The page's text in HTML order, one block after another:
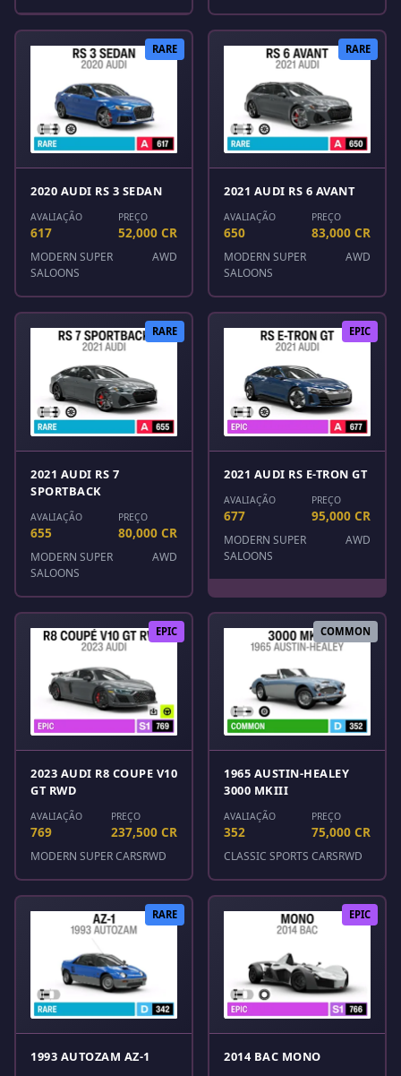
RARE
2020 AUDI RS 3 SEDAN
AVALIAÇÃO
617
PREÇO
52,000 CR
MODERN SUPER
SALOONS
AWD
RARE
2021 AUDI RS 6 AVANT
AVALIAÇÃO
650
PREÇO
83,000 CR
MODERN SUPER
SALOONS
AWD
RARE
2021 AUDI RS 7
SPORTBACK
AVALIAÇÃO
655
PREÇO
80,000 CR
MODERN SUPER
SALOONS
AWD
EPIC
2021 AUDI RS E-TRON GT
AVALIAÇÃO
677
PREÇO
95,000 CR
MODERN SUPER
SALOONS
AWD
EPIC
2023 AUDI R8 COUPE V10
GT RWD
AVALIAÇÃO
769
PREÇO
237,500 CR
MODERN SUPER CARSRWD
COMMON
1965 AUSTIN-HEALEY
3000 MKIII
AVALIAÇÃO
352
PREÇO
75,000 CR
CLASSIC SPORTS CARSRWD
RARE
1993 AUTOZAM AZ-1
EPIC
2014 BAC MONO